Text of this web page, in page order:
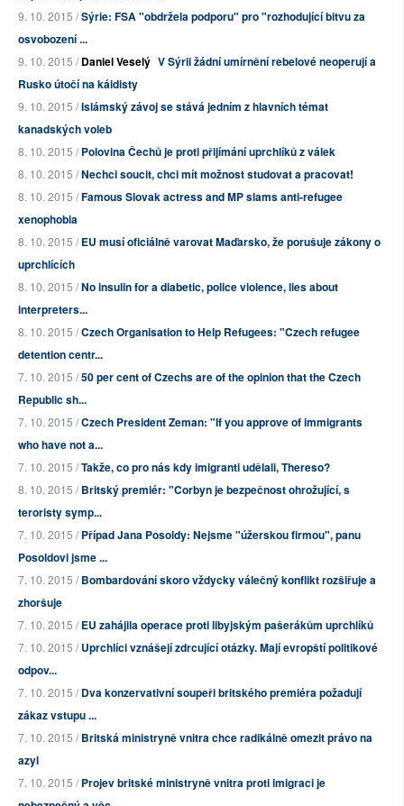
9. 10. 2015 /Sýrie: FSA "obdržela podporu" pro "rozhodující bitvu za
osvobození ...
9. 10. 2015 /Daniel Veselý V Sýrii žádní umírnění rebelové neoperují a
Rusko útočí na káidisty
9. 10. 2015 /Islámský závoj se stává jedním z hlavních témat
kanadských voleb
8. 10. 2015 /Polovina Čechů je proti přijímání uprchlíků z válek
8. 10. 2015 /Nechci soucit, chci mít možnost studovat a pracovat!
8. 10. 2015 /Famous Slovak actress and MP slams anti-refugee
xenophobia
8. 10. 2015 /EU musí oficiálně varovat Maďarsko, že porušuje zákony o
uprchlících
8. 10. 2015 /No insulin for a diabetic, police violence, lies about
interpreters...
8. 10. 2015 /Czech Organisation to Help Refugees: "Czech refugee
detention centr...
7. 10. 2015 /50 per cent of Czechs are of the opinion that the Czech
Republic sh...
7. 10. 2015 /Czech President Zeman: "If you approve of immigrants
who have not a...
7. 10. 2015 /Takže, co pro nás kdy imigranti udělali, Thereso?
8. 10. 2015 /Britský premiér: "Corbyn je bezpečnost ohrožující, s
teroristy symp...
7. 10. 2015 /Případ Jana Posoldy: Nejsme "úžerskou firmou", panu
Posoldovi jsme ...
7. 10. 2015 /Bombardování skoro vždycky válečný konflikt rozšiřuje a
zhoršuje
7. 10. 2015 /EU zahájila operace proti libyjským pašerákům uprchlíků
7. 10. 2015 /Uprchlíci vznášejí zdrcující otázky. Mají evropští politikové
odpov...
7. 10. 2015 /Dva konzervativní soupeři britského premiéra požadují
zákaz vstupu ...
7. 10. 2015 /Britská ministryně vnitra chce radikálně omezit právo na
azyl
7. 10. 2015 /Projev britské ministryně vnitra proti imigraci je